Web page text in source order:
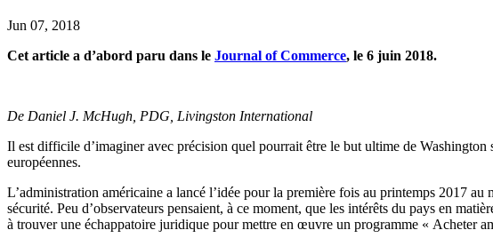
Jun 07, 2018
Cet article a d’abord paru dans le Journal of Commerce, le 6 juin 2018.
De Daniel J. McHugh, PDG, Livingston International
Il est difficile d’imaginer avec précision quel pourrait être le but ultime de
européennes.
L’administration américaine a lancé l’idée pour la première fois au printemps 2017
sécurité. Peu d’observateurs pensaient, à ce moment, que les intérêts du pays en
à trouver une échappatoire juridique pour mettre en œuvre un programme « Acheter